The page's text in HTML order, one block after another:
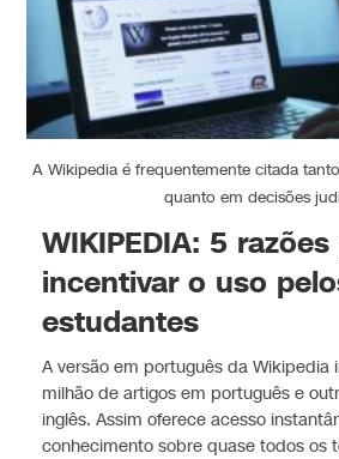
A Wikipedia é frequentemente citada
quanto em decisões
WIKIPEDIA: 5
incentivar o uso
estudantes
A versão em português da Wikipedia
milhão de artigos em português e
inglês. Assim oferece acesso
conhecimento sobre quase todos os